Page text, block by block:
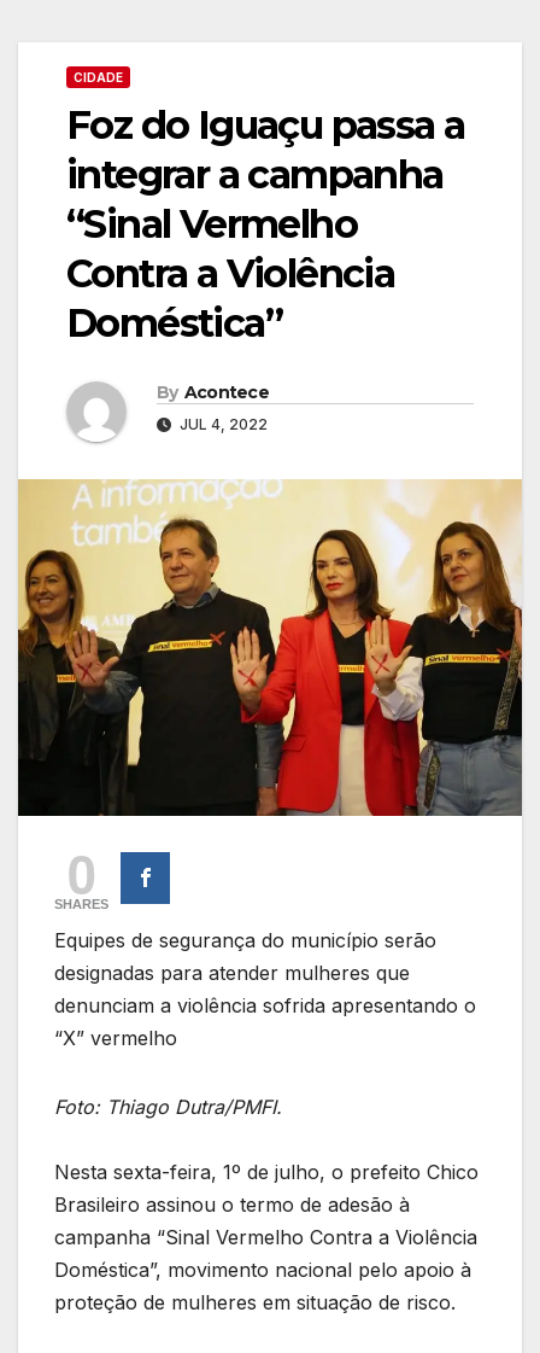
CIDADE
Foz do Iguaçu passa a
integrar a campanha
“Sinal Vermelho
Contra a Violência
Doméstica”
By Acontece
JUL 4, 2022
0
SHARES
Equipes de segurança do município serão
designadas para atender mulheres que
denunciam a violência sofrida apresentando o
“X” vermelho
Foto: Thiago Dutra/PMFI.
Nesta sexta-feira, 1º de julho, o prefeito Chico
Brasileiro assinou o termo de adesão à
campanha “Sinal Vermelho Contra a Violência
Doméstica”, movimento nacional pelo apoio à
proteção de mulheres em situação de risco.